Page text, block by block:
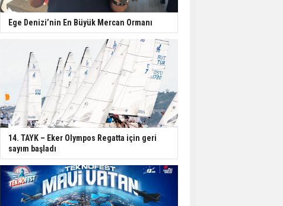
Ege Denizi’nin En Büyük Mercan Ormanı
14. TAYK – Eker Olympos Regatta için geri
sayım başladı